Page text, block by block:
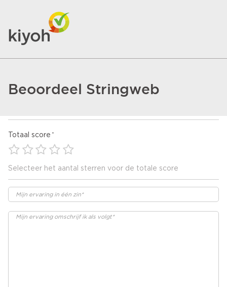
Beoordeel Stringweb
Totaal score
Selecteer het aantal sterren voor de totale score